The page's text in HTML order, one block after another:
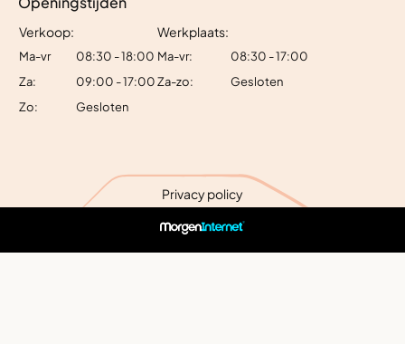
Verkoop:
Ma-vr
08:30 - 18:00
Za:
09:00 - 17:00
Zo:
Gesloten
Werkplaats:
Ma-vr:
08:30 - 17:00
Za-zo:
Gesloten
Privacy policy